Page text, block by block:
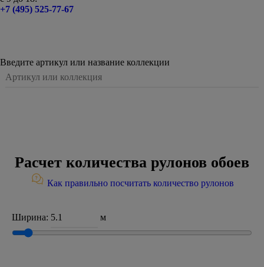
+7 (495) 525-77-67
Введите артикул или название коллекции
Расчет количества рулонов обоев
Как правильно посчитать количество рулонов
Ширина: м